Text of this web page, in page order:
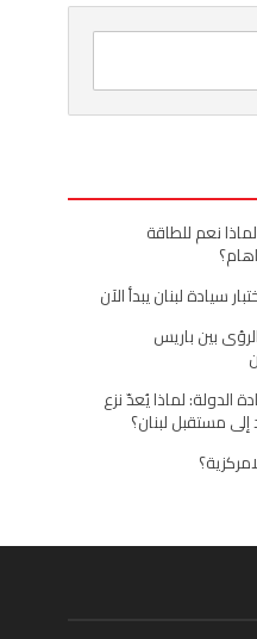
نعم للطاقة
سيادة لبنان يبدأ الآن
بين باريس
الدولة: لماذا يُعدّ نزع
إلى مستقبل لبنان؟